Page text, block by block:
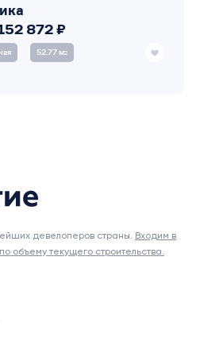
872 ₽
52.77 м2
девелоперов страны. Входим в
объему текущего строительства.